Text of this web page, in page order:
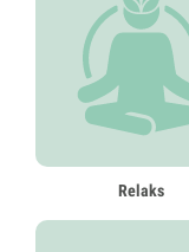
Relaks